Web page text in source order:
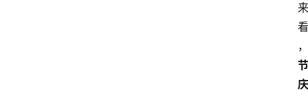
来
看
，
节
庆